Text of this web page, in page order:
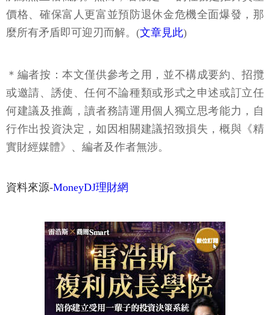
價格、確保富人更富並預防退休金危機全面爆發，那
麼所有矛盾即可迎刃而解。(文章見此)
＊編者按：本文僅供參考之用，並不構成要約、招攬
或邀請、誘使、任何不論種類或形式之申述或訂立任
何建議及推薦，讀者務請運用個人獨立思考能力，自
行作出投資決定，如因相關建議招致損失，概與《精
實財經媒體》、編者及作者無涉。
資料來源-MoneyDJ理財網